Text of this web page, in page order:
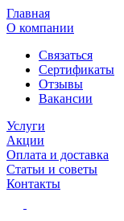
Главная
О компании
Связаться
Сертификаты
Отзывы
Вакансии
Услуги
Акции
Оплата и доставка
Статьи и советы
Контакты